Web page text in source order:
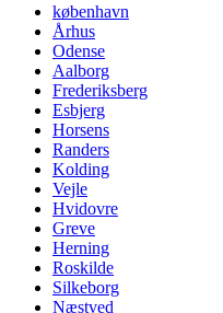
københavn
Århus
Odense
Aalborg
Frederiksberg
Esbjerg
Horsens
Randers
Kolding
Vejle
Hvidovre
Greve
Herning
Roskilde
Silkeborg
Næstved